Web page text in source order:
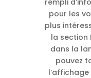
pour les
plus
la section
dans la
pouvez